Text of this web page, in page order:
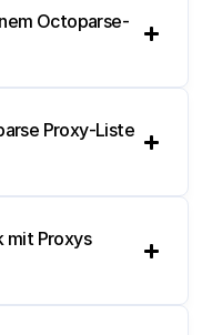
Octoparse-
Proxy-Liste
mit Proxys